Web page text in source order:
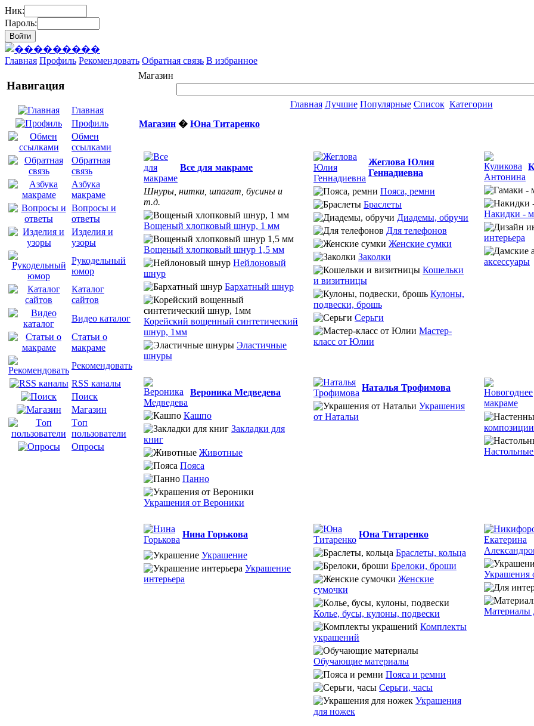
Ник:
Пароль:
Главная Профиль Рекомендовать Обратная связь В избранное
Навигация
Главная
Профиль
Обмен
ссылками
Обратная
связь
Азбука
макраме
Вопросы и
ответы
Изделия и
узоры
Рукодельный
юмор
Каталог
сайтов
Видео каталог
Статьи о
макраме
Рекомендовать
RSS каналы
Поиск
Магазин
Tоп
пользователи
Опросы
Магазин
Главная Лучшие Популярные Список Категории
Магазин � Юна Титаренко
Все для макраме
Шнуры, нитки, шпагат, бусины и
т.д.
Вощеный хлопковый шнур, 1 мм
Вощеный хлопковый шнур 1,5 мм
Нейлоновый
шнур
Бархатный шнур
Корейский вощенный синтетический
шнур, 1мм
Эластичные
шнуры
Жеглова Юлия
Геннадиевна
Пояса, ремни
Браслеты
Диадемы, обручи
Для телефонов
Женские сумки
Заколки
Кошельки
и визитницы
Кулоны,
подвески, брошь
Серьги
Мастер-
класс от Юлии
Накидки -
интерьера
аксессуары
Вероника Медведева
Кашпо
Закладки для
книг
Животные
Пояса
Панно
Украшения от Вероники
Наталья Трофимова
Украшения
от Натальи
композиции
Нина Горькова
Украшение
Украшение
интерьера
Юна Титаренко
Браслеты, кольца
Брелоки, броши
Женские
сумочки
Колье, бусы, кулоны, подвески
Комплекты
украшений
Обучающие материалы
Пояса и ремни
Серьги, часы
Украшения
для ножек
Украшения
Материалы